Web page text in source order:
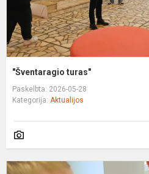
"Šventaragio turas"
Paskelbta: 2026-05-28
Kategorija: Aktualijos